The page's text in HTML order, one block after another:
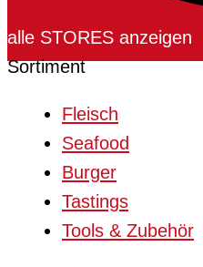
alle STORES anzeigen
Sortiment
Fleisch
Seafood
Burger
Tastings
Tools & Zubehör